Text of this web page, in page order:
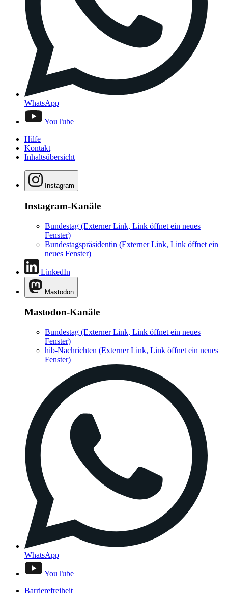
WhatsApp
YouTube
Hilfe
Kontakt
Inhaltsübersicht
Instagram
Instagram-Kanäle
Bundestag (Externer Link, Link öffnet ein neues
Fenster)
Bundestagspräsidentin (Externer Link, Link öffnet ein
neues Fenster)
LinkedIn
Mastodon
Mastodon-Kanäle
Bundestag (Externer Link, Link öffnet ein neues
Fenster)
hib-Nachrichten (Externer Link, Link öffnet ein neues
Fenster)
WhatsApp
YouTube
Barrierefreiheit